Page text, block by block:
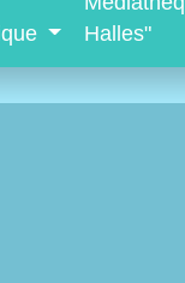
Halles"